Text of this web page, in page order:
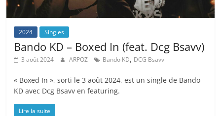
2024 Singles
Bando KD – Boxed In (feat. Dcg Bsavv)
3 août 2024 ARPOZ Bando KD, DCG Bsavv
« Boxed In », sorti le 3 août 2024, est un single de Bando
KD avec Dcg Bsavv en featuring.
Lire la suite